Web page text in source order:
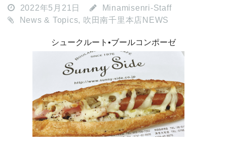
2022年5月21日
Minamisenri-Staff
News & Topics, 吹田南千里本店NEWS
シュークルート•ブールコンポーゼ